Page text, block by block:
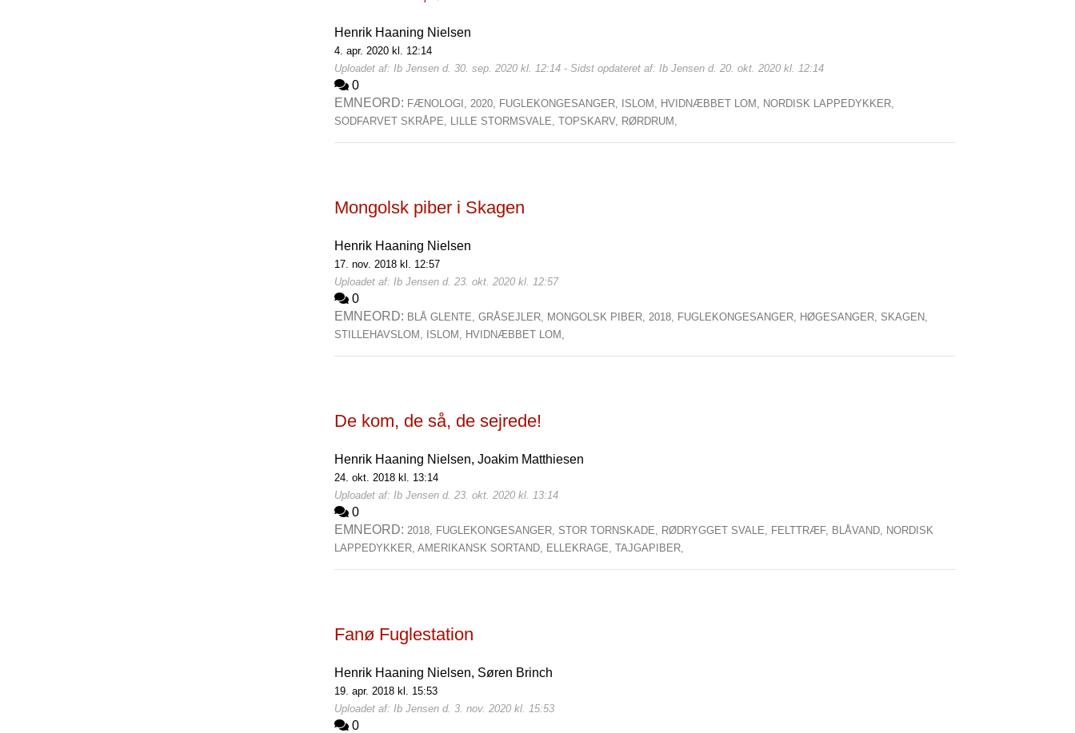
Henrik Haaning Nielsen
4. apr. 2020 kl. 12:14
Uploadet af: Ib Jensen d. 30. sep. 2020 kl. 12:14 - Sidst opdateret af: Ib Jensen d. 20. okt. 2020 kl. 12:14
0
EMNEORD: FÆNOLOGI,2020, FUGLEKONGESANGER, ISLOM, HVIDNÆBBET LOM, NORDISK LAPPEDYKKER,
SODFARVET SKRÅPE, LILLE STORMSVALE,TOPSKARV, RØRDRUM,
Mongolsk piber i Skagen
Henrik Haaning Nielsen
17. nov. 2018 kl. 12:57
Uploadet af: Ib Jensen d. 23. okt. 2020 kl. 12:57
0
EMNEORD: BLÅ GLENTE,GRÅSEJLER, MONGOLSK PIBER,2018, FUGLEKONGESANGER, HØGESANGER, SKAGEN,
STILLEHAVSLOM,
ISLOM, HVIDNÆBBET LOM,
De kom, de så, de sejrede!
Henrik Haaning Nielsen,Joakim Matthiesen
24. okt. 2018 kl. 13:14
Uploadet af: Ib Jensen d. 23. okt. 2020 kl. 13:14
0
EMNEORD: 2018, FUGLEKONGESANGER, STOR TORNSKADE, RØDRYGGET SVALE, FELTTRÆF, BLÅVAND, NORDISK
LAPPEDYKKER,AMERIKANSK SORTAND, ELLEKRAGE,TAJGAPIBER,
Fanø Fuglestation
Henrik Haaning Nielsen, Søren Brinch
19. apr. 2018 kl. 15:53
Uploadet af: Ib Jensen d. 3. nov. 2020 kl. 15:53
0